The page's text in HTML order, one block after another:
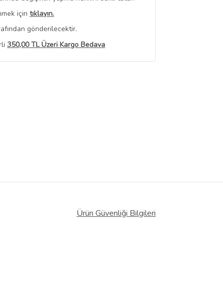
için tıklayın.
gönderilecektir.
350,00 TL Üzeri Kargo Bedava
Ürün Güvenliği Bilgileri